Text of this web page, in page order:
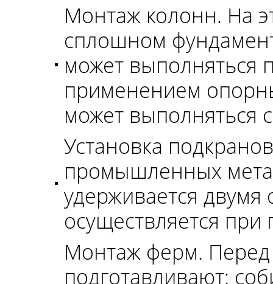
Монтаж колонн. На
сплошном
может выполняться
применением
может выполняться
Установка
промышленных
удерживается
осуществляется
Монтаж ферм. Перед
подготавливают: